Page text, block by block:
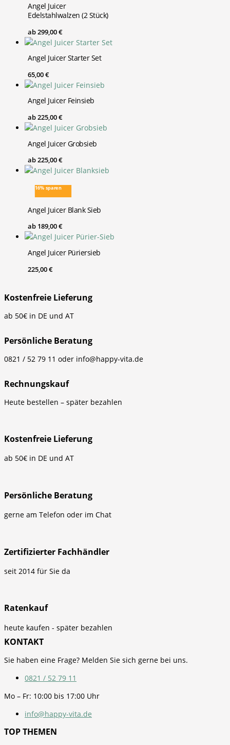
Angel Juicer
Edelstahlwalzen (2 Stück)
ab299,00€
Angel Juicer Starter Set
65,00€
Angel Juicer Feinsieb
ab225,00€
Angel Juicer Grobsieb
ab225,00€
16% sparen
Angel Juicer Blank Sieb
ab 189,00€
Angel Juicer Püriersieb
225,00€
Kostenfreie Lieferung
ab 50€ in DE und AT
Persönliche Beratung
0821 / 52 79 11 oder info@happy-vita.de
Rechnungskauf
Heute bestellen – später bezahlen
Kostenfreie Lieferung
ab 50€ in DE und AT
Persönliche Beratung
gerne am Telefon oder im Chat
Zertifizierter Fachhändler
seit 2014 für Sie da
Ratenkauf
heute kaufen - später bezahlen
KONTAKT
Sie haben eine Frage? Melden Sie sich gerne bei uns.
0821 / 52 79 11
Mo – Fr: 10:00 bis 17:00 Uhr
info@happy-vita.de
TOP THEMEN